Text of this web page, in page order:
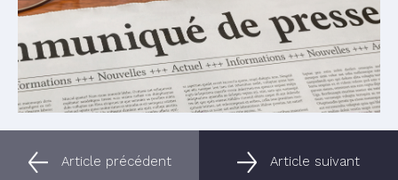
Article précédent Article suivant